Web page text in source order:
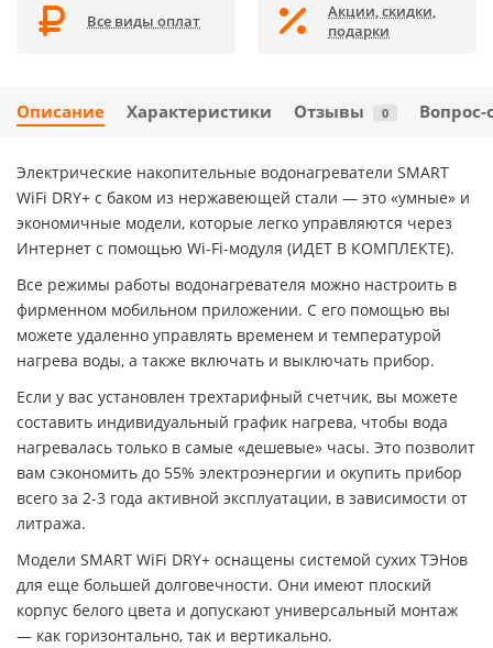
Все виды оплат
Акции, скидки,
подарки
Описание Характеристики Отзывы 0 Вопрос-
Электрические накопительные водонагреватели SMART
WiFi DRY+ с баком из нержавеющей стали — это «умные» и
экономичные модели, которые легко управляются через
Интернет с помощью Wi-Fi-модуля (ИДЕТ В КОМПЛЕКТЕ).
Все режимы работы водонагревателя можно настроить в
фирменном мобильном приложении. С его помощью вы
можете удаленно управлять временем и температурой
нагрева воды, а также включать и выключать прибор.
Если у вас установлен трехтарифный счетчик, вы можете
составить индивидуальный график нагрева, чтобы вода
нагревалась только в самые «дешевые» часы. Это позволит
вам сэкономить до 55% электроэнергии и окупить прибор
всего за 2-3 года активной эксплуатации, в зависимости от
литража.
Модели SMART WiFi DRY+ оснащены системой сухих ТЭНов
для еще большей долговечности. Они имеют плоский
корпус белого цвета и допускают универсальный монтаж
— как горизонтально, так и вертикально.